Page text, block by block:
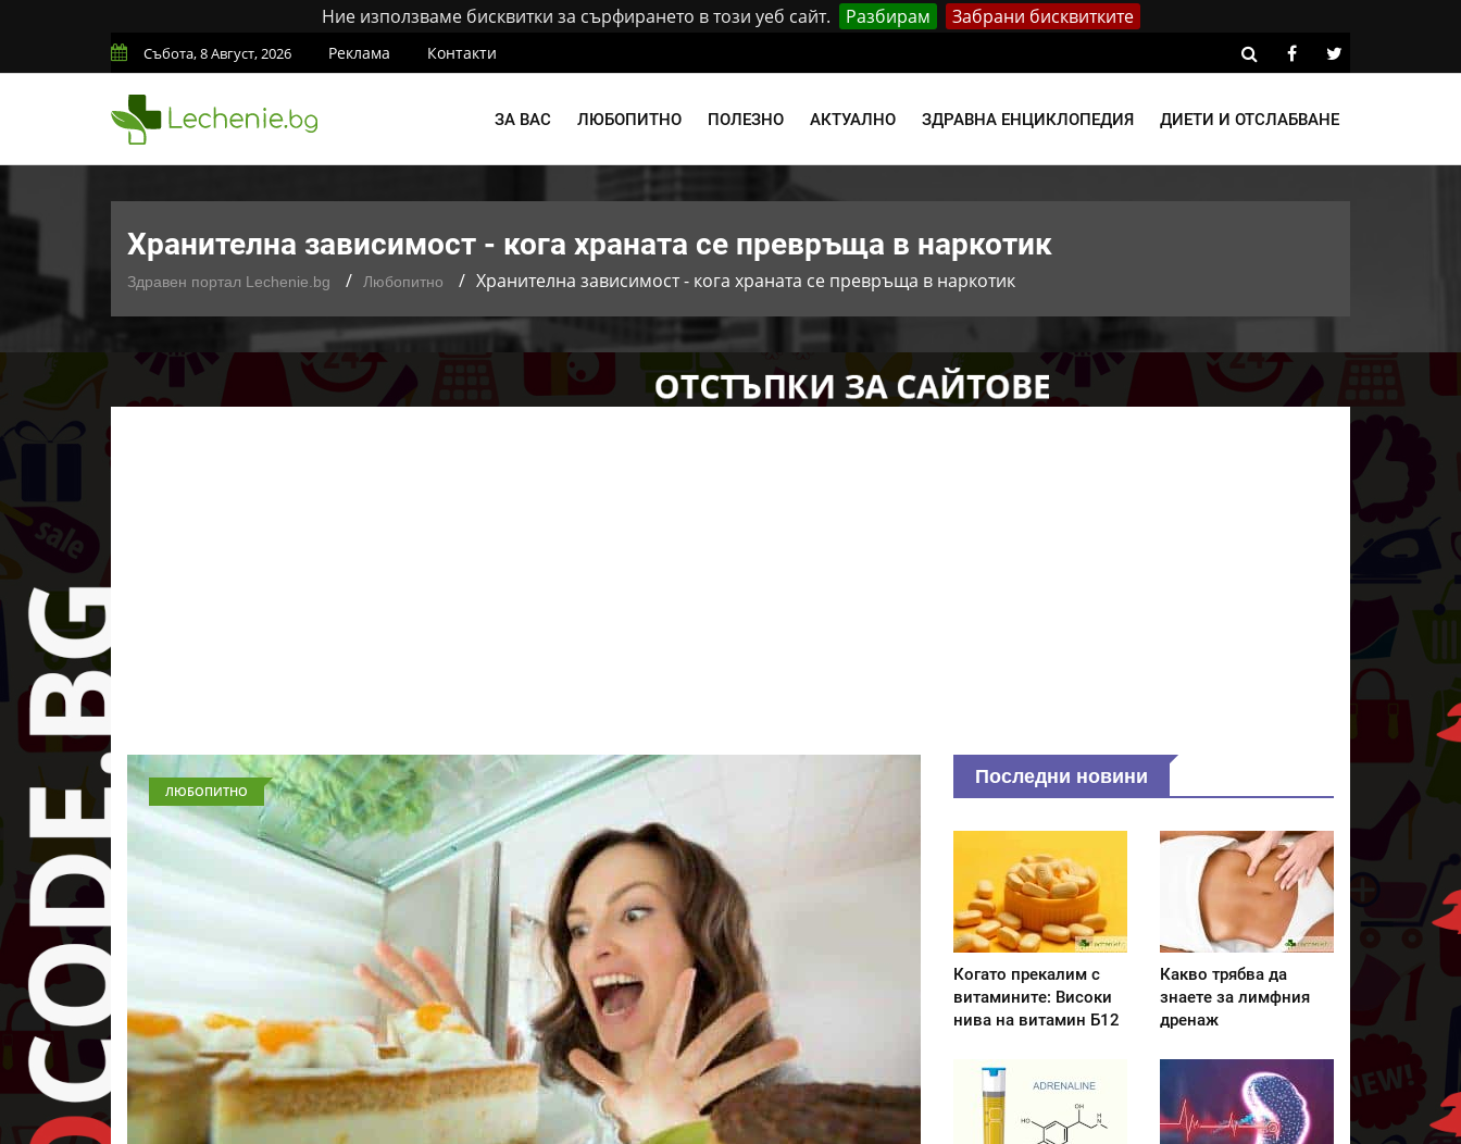
Ние използваме бисквитки за сърфирането в този уеб сайт. Разбирам Забрани бисквитките
Събота, 8 Август, 2026 Реклама Контакти
ЗА ВАС ЛЮБОПИТНО ПОЛЕЗНО АКТУАЛНО ЗДРАВНА ЕНЦИКЛОПЕДИЯ ДИЕТИ И ОТСЛАБВАНЕ
Хранителна зависимост - кога храната се превръща в наркотик
Здравен портал Lechenie.bg Любопитно Хранителна зависимост - кога храната се превръща в наркотик
ЛЮБОПИТНО
Последни новини
Когато прекалим с
витамините: Високи
нива на витамин Б12
Какво трябва да
знаете за лимфния
дренаж